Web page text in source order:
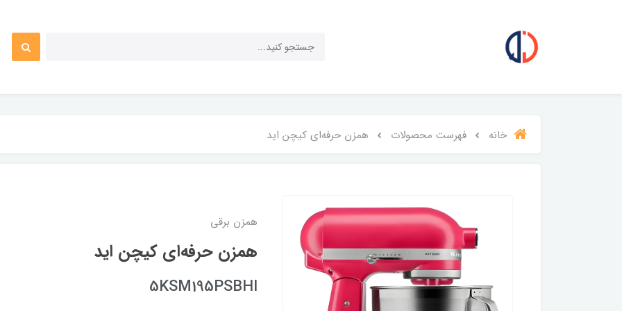
خانه فهرست محصولات همزن حرفه‌ای کیچن اید
همزن برقی
همزن حرفه‌ای کیچن اید
5KSM195PSBHI